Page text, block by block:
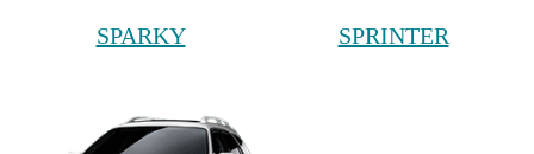
SPARKY SPRINTER